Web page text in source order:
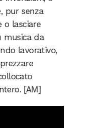
pur senza
o lasciare
musica da
lavorativo,
[AM]